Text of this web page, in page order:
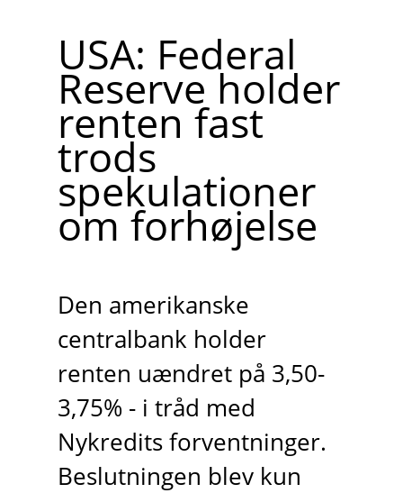
USA: Federal
Reserve holder
renten fast
trods
spekulationer
om forhøjelse
Den amerikanske
centralbank holder
renten uændret på 3,50-
3,75% - i tråd med
Nykredits forventninger.
Beslutningen blev kun